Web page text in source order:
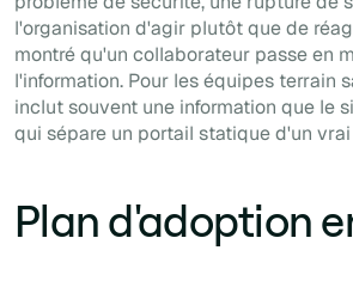
l'organisation d'agir plutôt que de
montré qu'un collaborateur passe en
l'information. Pour les équipes terrain
inclut souvent une information que le
qui sépare un portail statique d'un vrai
Plan d'adoption